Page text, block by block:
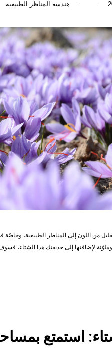
هندسة المناظر الطبيعية
من اللون إلى المناظر الطبيعية، وخاصّة في
لإضافتها إلى حديقتك هذا الشتاء،
استمتع